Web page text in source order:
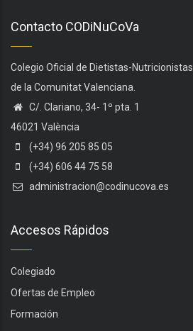
Contacto CODiNuCoVa
Colegio Oficial de Dietistas-Nutricionistas
de la Comunitat Valenciana.
C/. Clariano, 34- 1º pta. 1
46021 València
(+34) 96 205 85 05
(+34) 606 44 75 58
administracion@codinucova.es
Accesos Rápidos
Colegiado
Ofertas de Empleo
Formación